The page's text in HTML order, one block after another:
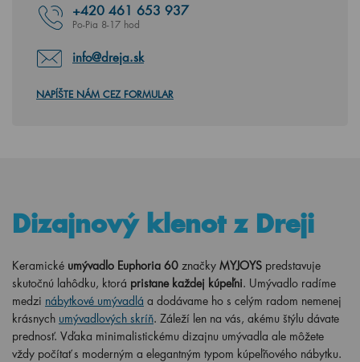
+420 461 653 937
Po-Pia 8-17 hod
info@dreja.sk
NAPÍŠTE NÁM CEZ FORMULAR
Dizajnový klenot z Dreji
Keramické umývadlo Euphoria 60 značky MYJOYS predstavuje
skutočnú lahôdku, ktorá pristane každej kúpeľni. Umývadlo radíme
medzi nábytkové umývadlá a dodávame ho s celým radom nemenej
krásnych umývadlových skríň. Záleží len na vás, akému štýlu dávate
prednosť. Vďaka minimalistickému dizajnu umývadla ale môžete
vždy počítať s moderným a elegantným typom kúpeľňového nábytku.